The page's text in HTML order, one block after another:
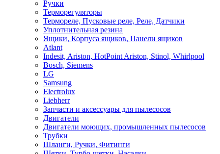
Ручки
Терморегуляторы
Термореле, Пусковые реле, Реле, Датчики
Уплотнительная резина
Ящики, Корпуса ящиков, Панели ящиков
Atlant
Indesit, Ariston, HotPoint Ariston, Stinol, Whirlpool
Bosch, Siemens
LG
Samsung
Electrolux
Liebherr
Запчасти и аксессуары для пылесосов
Двигатели
Двигатели моющих, промышленных пылесосов
Трубки
Шланги, Ручки, Фитинги